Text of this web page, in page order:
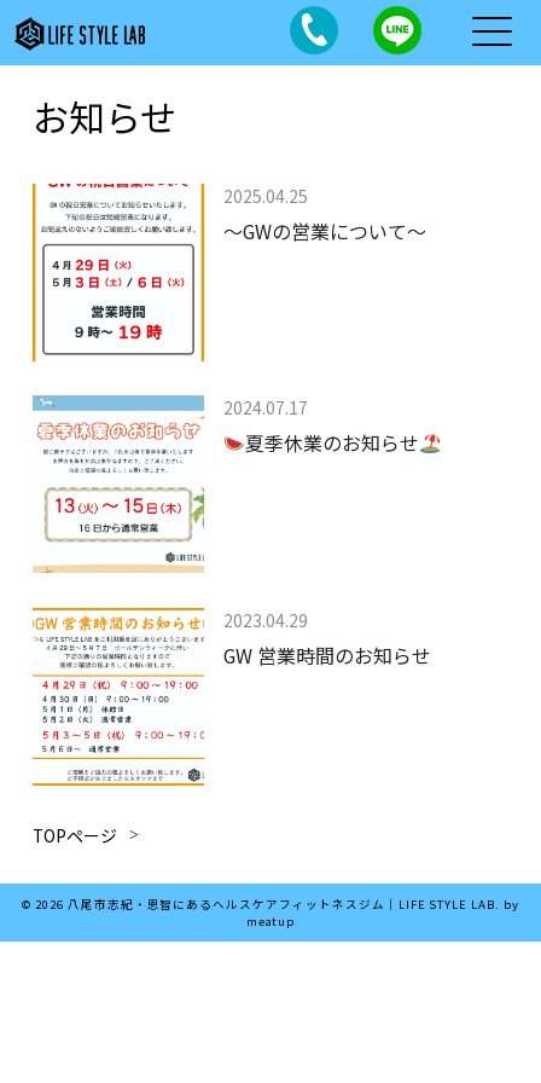
お知らせ
2025.04.25
～GWの営業について～
2024.07.17
夏季休業のお知らせ
2023.04.29
GW 営業時間のお知らせ
TOPページ
© 2026 八尾市志紀・恩智にあるヘルスケアフィットネスジム｜LIFE STYLE LAB. by
meatup